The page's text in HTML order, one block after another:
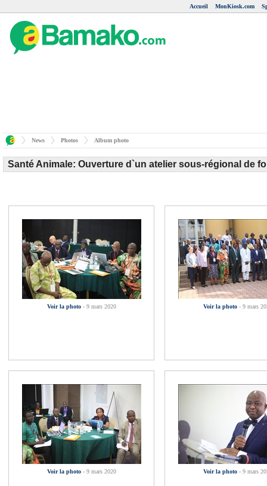
Accueil MonKiosk.com
News Photos Album photo
Santé Animale: Ouverture d`un atelier sous-régional de
Voir la photo - 9 mars 2020 Voir la photo - 9 mars
Voir la photo - 9 mars 2020 Voir la photo - 9 mars